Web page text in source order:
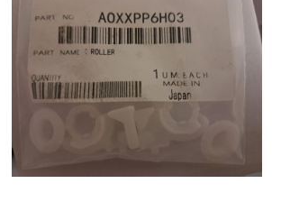
UPOREDI